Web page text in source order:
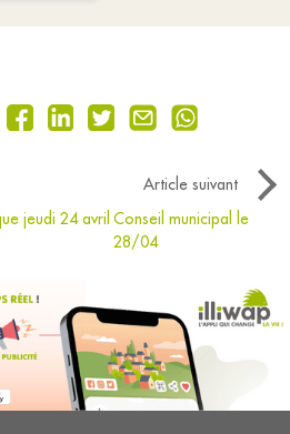
Article suivant
jeudi 24 avril Conseil municipal le
28/04